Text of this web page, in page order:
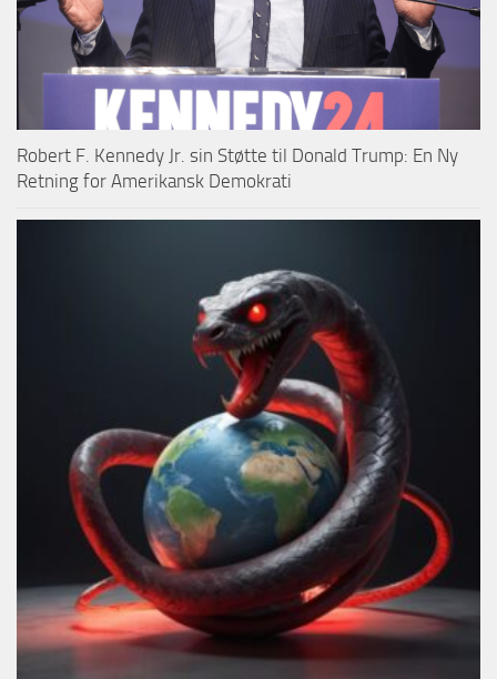
Robert F. Kennedy Jr. sin Støtte til Donald Trump: En Ny
Retning for Amerikansk Demokrati